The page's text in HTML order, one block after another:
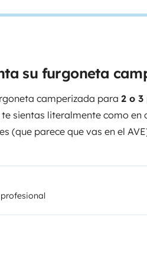
su furgoneta
camperizada para 2 o 3
sientas literalmente como en
(que parece que vas en el
que entras en esta furgo te
a lasensación de amplitud
día. Te permite que uno se
uso del salón para desayunar